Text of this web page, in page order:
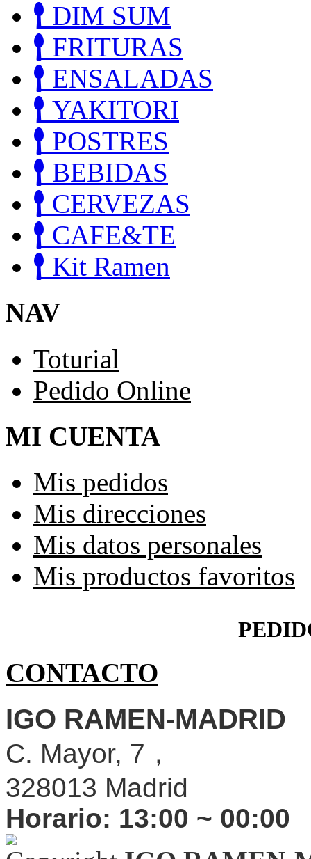
DIM SUM
FRITURAS
ENSALADAS
YAKITORI
POSTRES
BEBIDAS
CERVEZAS
CAFE&TE
Kit Ramen
NAV
Toturial
Pedido Online
MI CUENTA
Mis pedidos
Mis direcciones
Mis datos personales
Mis productos favoritos
CONTACTO
IGO RAMEN-MADRID
C. Mayor, 7，
328013 Madrid
Horario: 13:00 ~ 00:00